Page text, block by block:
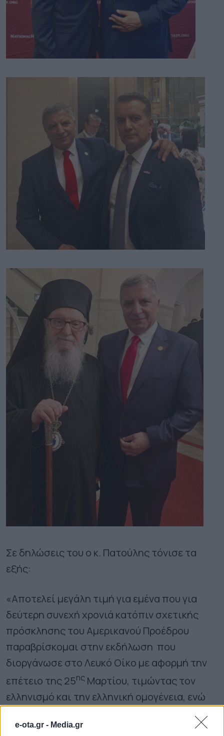
e-ota.gr - Media.gr
Σε δηλώσεις του ο κ. Πατούλης τόνισε τα
εξής:
«Αποτελεί μεγάλη τιμή για εμένα που για
δεύτερη συνεχή χρονιά κατόπιν σχετικής
πρόσκλησης του Αμερικανού Προέδρου
παραβρίσκομαι στην εκδήλωση που
διοργάνωσε στο Λευκό Οίκο με αφορμή την
επέτειο της 25ης Μαρτίου, τιμώντας τον
ελληνισμό και την ελληνική ομογένεια, ενώ
ορκωμοσία του.